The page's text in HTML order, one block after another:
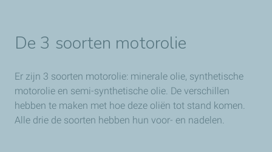
De 3 soorten motorolie
Er zijn 3 soorten motorolie: minerale olie, synthetische
motorolie en semi-synthetische olie. De verschillen
hebben te maken met hoe deze oliën tot stand komen.
Alle drie de soorten hebben hun voor- en nadelen.